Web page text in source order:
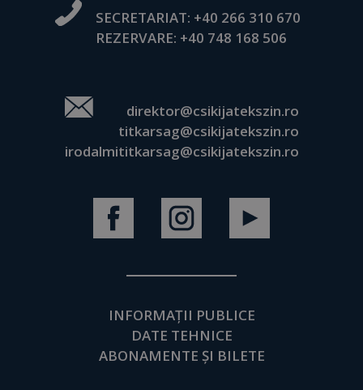
SECRETARIAT: +40 266 310 670
REZERVARE: +40 748 168 506
direktor@csikijatekszin.ro
titkarsag@csikijatekszin.ro
irodalmititkarsag@csikijatekszin.ro
INFORMAȚII PUBLICE
DATE TEHNICE
ABONAMENTE ȘI BILETE